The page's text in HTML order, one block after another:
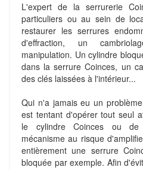
L'expert de la serrurerie
particuliers ou au sein de
restaurer les serrures
d'effraction, un
manipulation. Un cylindre
dans la serrure Coinces, un
des clés laissées à l'intérieur...
Qui n'a jamais eu un
est tentant d'opérer tout seul
le cylindre Coinces ou de
mécanisme au risque
entièrement une serrure
bloquée par exemple. Afin